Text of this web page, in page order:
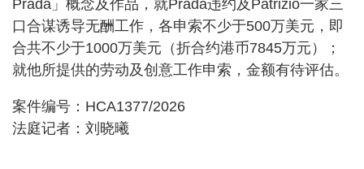
Prada」概念及作品，就Prada违约及Patrizio一家三
口合谋诱导无酬工作，各申索不少于500万美元，即
合共不少于1000万美元（折合约港币7845万元）；
就他所提供的劳动及创意工作申索，金额有待评估。
案件编号：HCA1377/2026
法庭记者：刘晓曦